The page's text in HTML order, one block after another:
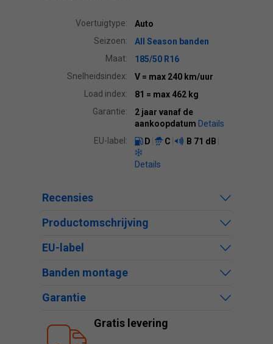
Voertuigtype:
Auto
Seizoen:
All Season banden
Maat:
185/50 R16
Snelheidsindex:
V = max 240 km/uur
Load index:
81 = max 462 kg
Garantie:
2 jaar vanaf de
aankoopdatum Details
EU-label:
D C B 71 dB
Details
Recensies
Productomschrijving
EU-label
Banden montage
Garantie
Gratis levering